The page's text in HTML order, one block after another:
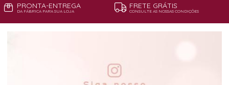
PRONTA-ENTREGA
DA FÁBRICA PARA SUA LOJA
FRETE GRÁTIS
CONSULTE AS NOSSAS CONDIÇÕES